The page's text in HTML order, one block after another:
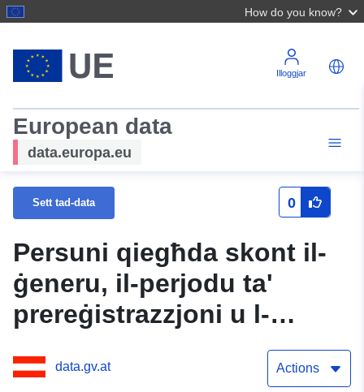
How do you know?
Illoggjar
European data
data.europa.eu
Sett tad-data 0
Persuni qiegħda skont il-
ġeneru, il-perjodu ta'
prereġistrazzjoni u l-
gruppi ta' età - population,
il-perjodu ta'
data.gv.at Actions